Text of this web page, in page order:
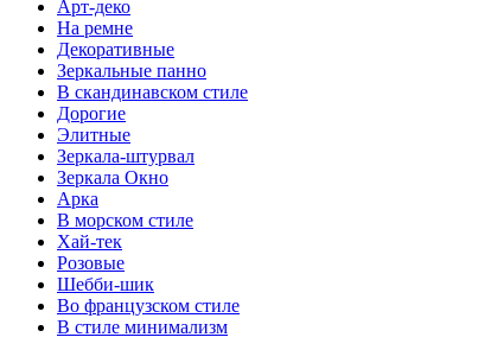
Арт-деко
На ремне
Декоративные
Зеркальные панно
В скандинавском стиле
Дорогие
Элитные
Зеркала-штурвал
Зеркала Окно
Арка
В морском стиле
Хай-тек
Розовые
Шебби-шик
Во французском стиле
В стиле минимализм